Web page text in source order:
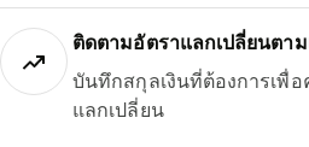
ติดตามอัตราแลกเปลี่ยนตาม
บันทึกสกุลเงินที่ต้องการเพื่
แลกเปลี่ยน